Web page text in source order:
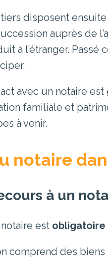
disposent
auprès de
à l’étranger.
avec un notaire est
familiale et
à venir.
notaire
à un
est obligatoire
comprend des